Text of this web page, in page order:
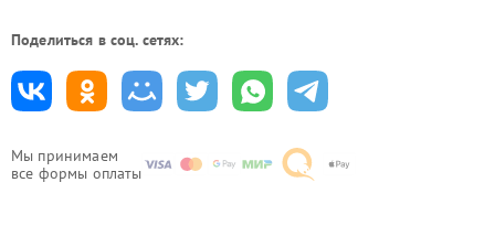
Мы принимаем
все формы оплаты
Поделиться в соц. сетях: